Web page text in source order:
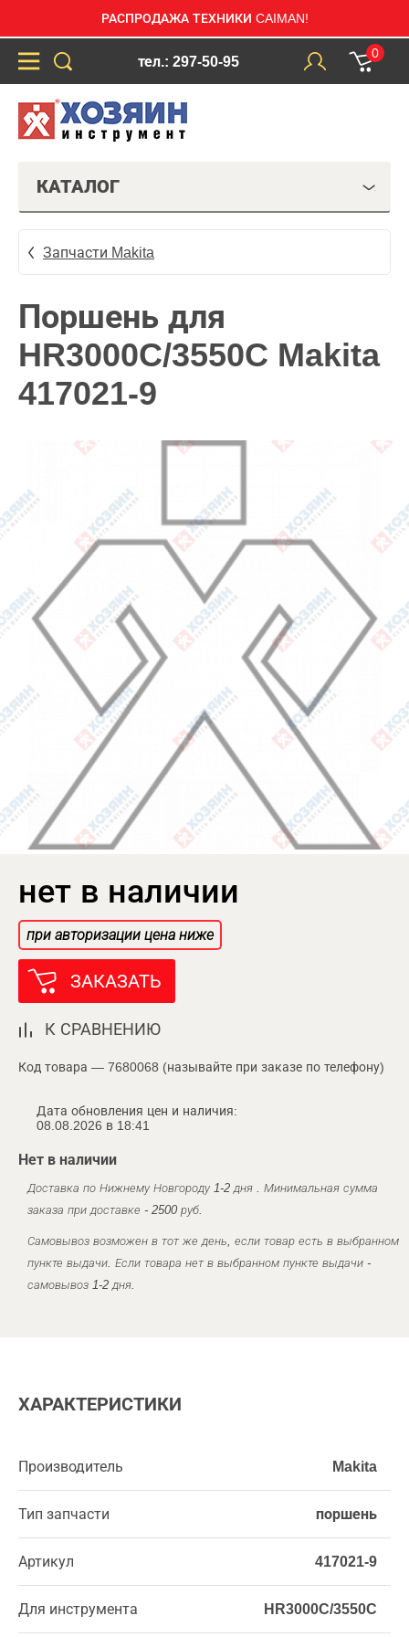
РАСПРОДАЖА ТЕХНИКИ CAIMAN!
тел.: 297-50-95
0
КАТАЛОГ
Запчасти Makita
Поршень для
HR3000C/3550C Makita
417021-9
нет в наличии
при авторизации цена ниже
ЗАКАЗАТЬ
К СРАВНЕНИЮ
Код товара — 7680068 (называйте при заказе по телефону)
Дата обновления цен и наличия:
08.08.2026 в 18:41
Нет в наличии
Доставка по Нижнему Новгороду 1-2 дня . Минимальная сумма
заказа при доставке - 2500 руб.
Самовывоз возможен в тот же день, если товар есть в выбранном
пункте выдачи. Если товара нет в выбранном пункте выдачи -
самовывоз 1-2 дня.
ХАРАКТЕРИСТИКИ
Производитель Makita
Тип запчасти поршень
Артикул 417021-9
Для инструмента HR3000C/3550C